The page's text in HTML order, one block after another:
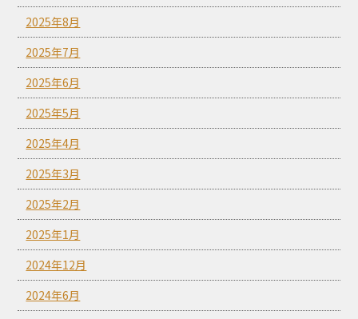
2025年8月
2025年7月
2025年6月
2025年5月
2025年4月
2025年3月
2025年2月
2025年1月
2024年12月
2024年6月